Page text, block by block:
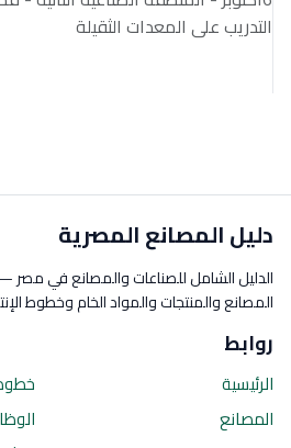
التدريب على المعدات الثقيلة
دليل المصانع المصرية
الدليل الشامل للصناعات والمصانع في
المصانع والمنتجات والمواد الخام وخطوط
روابط
الرئيسية
المصانع